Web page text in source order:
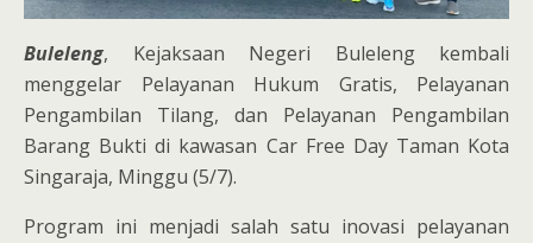
Buleleng, Kejaksaan Negeri Buleleng kembali
menggelar Pelayanan Hukum Gratis, Pelayanan
Pengambilan Tilang, dan Pelayanan Pengambilan
Barang Bukti di kawasan Car Free Day Taman Kota
Singaraja, Minggu (5/7).
Program ini menjadi salah satu inovasi pelayanan